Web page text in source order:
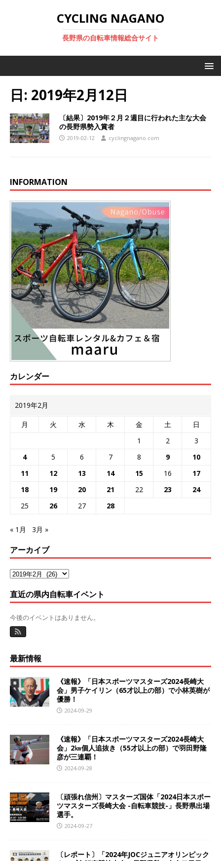
CYCLING NAGANO
長野県の自転車情報総合サイト
日: 2019年2月12日
〔結果〕2019年２月２週目に行われた主な大会
の長野県勢入賞者
2019-02-12 cyclingnagano.com
INFORMATION
カレンダー
2019年2月
月 火 水 木 金 土
日
1
2
3
4
5 6 7 8 9
10
11
12 13 14 15 16
17
18
19 20 21 22 23
24
25
26 27 28
« 1月 3月 »
アーカイブ
直近の県内自転車イベント
今後のイベントはありません。
最新情報
《速報》「日本スポーツマスターズ2024長崎大
会」男子ケイリン（65才以上の部）で小林英樹が
優勝！
2024-09-29
《速報》「日本スポーツマスターズ2024長崎大
会」2㎞個人追抜き（55才以上の部）で羽田野隆
彦が三連覇！
2024-09-28
〔頑張れ信州〕マスターズ国体「2024日本スポー
ツマスターズ長崎大会 -自転車競技-」長野県出場
選手。
2024-09-27
〔レポート〕「2024年JOCジュニアオリンピック